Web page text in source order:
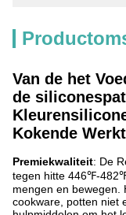
Van de het
de
Kokende
Premiekwaliteit: De
tegen hitte 446℉-
mengen en bewegen.
cookware, potten niet